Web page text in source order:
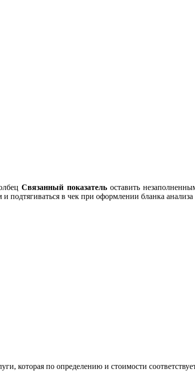
Связанный показательоставить
подтягиваться в чек при оформлении бланка
которая по определению и стоимости